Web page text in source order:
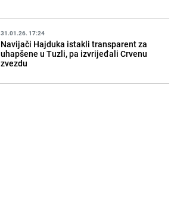
31.01.26. 17:24
Navijači Hajduka istakli transparent za
uhapšene u Tuzli, pa izvrijeđali Crvenu
zvezdu